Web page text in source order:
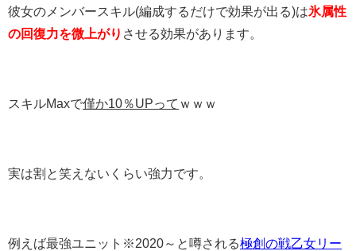
彼女のメンバースキル(編成するだけで効果が出る)は氷属性
の回復力を微上がり させる効果があります。
スキルMaxで僅か10％UPって ｗｗｗ
実は割と笑えないくらい強力です。
例えば最強ユニット※2020～と噂される極創の戦乙女リー